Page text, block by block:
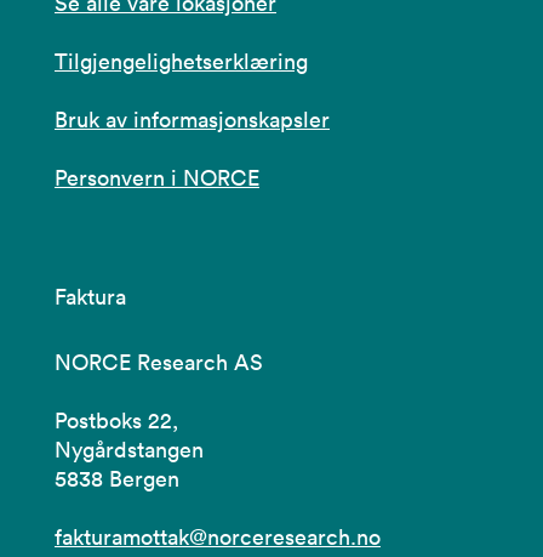
Tilgjengelighetserklæring
Bruk av informasjonskapsler
Personvern i NORCE
Faktura
NORCE Research AS
Postboks 22,
Nygårdstangen
5838 Bergen
fakturamottak@norceresearch.no